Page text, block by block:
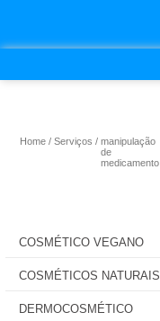
Home Serviços
manipulação
de
medicamento
COSMÉTICO VEGANO
COSMÉTICOS NATURAIS
DERMOCOSMÉTICO